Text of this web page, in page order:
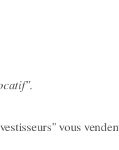
.
vous